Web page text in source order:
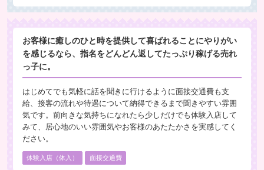
お客様に癒しのひと時を提供して喜ばれることにやりがい
を感じるなら、指名をどんどん返してたっぷり稼げる売れ
っ子に。
はじめてでも気軽に話を聞きに行けるように面接交通費も支
給、接客の流れや待遇について納得できるまで聞きやすい雰囲
気です。前向きな気持ちになれたら少しだけでも体験入店して
みて、居心地のいい雰囲気やお客様のあたたかさを実感してく
ださい。
体験入店（体入） 面接交通費